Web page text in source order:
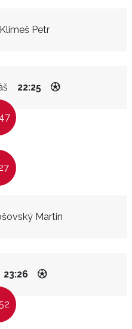
Klimeš Petr
22:25
Martin
23:26